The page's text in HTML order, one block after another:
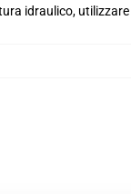
idraulico,